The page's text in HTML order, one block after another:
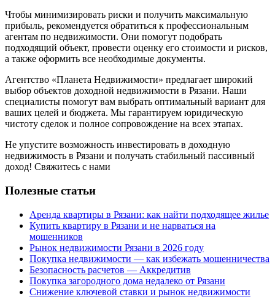
Чтобы минимизировать риски и получить максимальную
прибыль, рекомендуется обратиться к профессиональным
агентам по недвижимости. Они помогут подобрать
подходящий объект, провести оценку его стоимости и рисков,
а также оформить все необходимые документы.
Агентство «Планета Недвижимости» предлагает широкий
выбор объектов доходной недвижимости в Рязани. Наши
специалисты помогут вам выбрать оптимальный вариант для
ваших целей и бюджета. Мы гарантируем юридическую
чистоту сделок и полное сопровождение на всех этапах.
Не упустите возможность инвестировать в доходную
недвижимость в Рязани и получать стабильный пассивный
доход! Свяжитесь с нами
Полезные статьи
Аренда квартиры в Рязани: как найти подходящее жилье
Купить квартиру в Рязани и не нарваться на
мошенников
Рынок недвижимости Рязани в 2026 году
Покупка недвижимости — как избежать мошенничества
Безопасность расчетов — Аккредитив
Покупка загородного дома недалеко от Рязани
Снижение ключевой ставки и рынок недвижимости